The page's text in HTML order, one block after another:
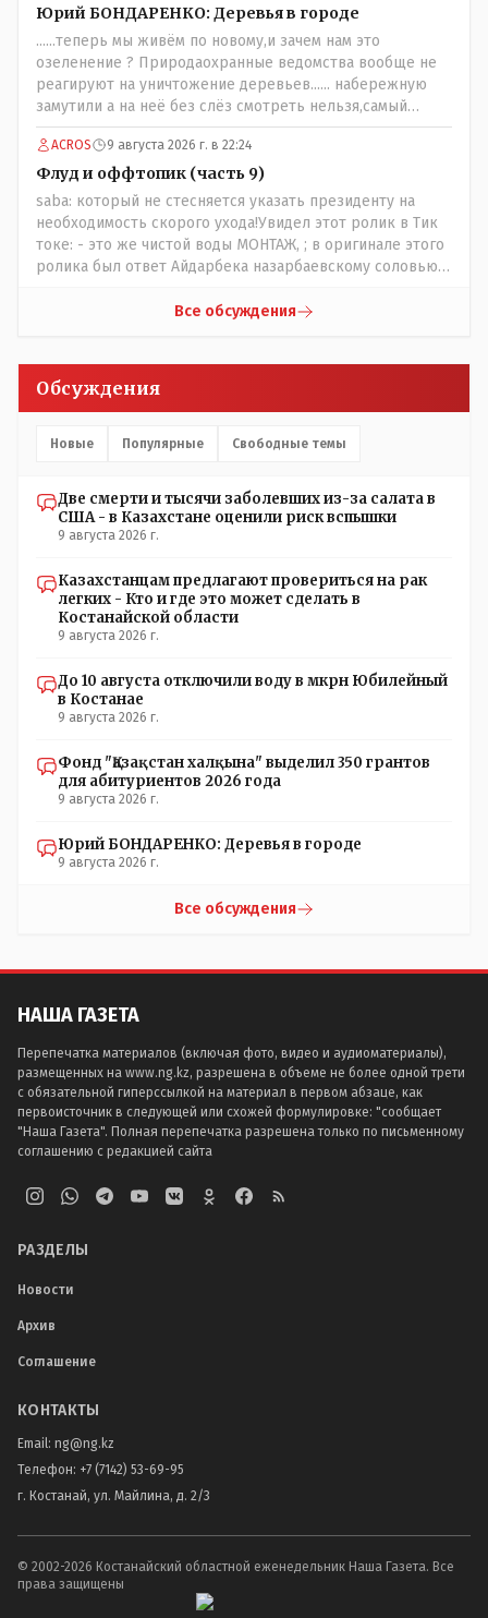
население города!
Юрий БОНДАРЕНКО: Деревья в городе
......теперь мы живём по новому,и зачем нам это
озеленение ? Природаохранные ведомства вообще не
реагируют на уничтожение деревьев...... набережную
замутили а на неё без слёз смотреть нельзя,самый
наивысший уровень рукопопства наших
строителей"специалистов",как исторические здания
сносить пожалуйста ,а как на века построить слабо.....Вы
вот господин Бондаренко большой учёный прошлись
бы по историческим постройкам сколько было
ликвидировано в советское время и в наше.......
ACROS 9 августа 2026 г. в 22:24
Флуд и оффтопик (часть 9)
saba: который не стесняется указать президенту на
необходимость скорого ухода!Увидел этот ролик в Тик
токе: - это же чистой воды МОНТАЖ, ; в оригинале этого
ролика был ответ Айдарбека назарбаевскому соловью
просто напросто - КЛОУНЫ или МАРИОНЕТКИ власти и
видимость ИНТРИГИ выборов, его как бы и якобы
НАКАЛ - и тот и этот без разрешения АП - и шага,
- идёт СКУЧНАЯ и НУДНАЯ и МОНОТОННАЯ и полностью
усмотрению: - их мгновенно лишать возможности идти
на выборы и не дадут им места в будущем Курултае: -
партиями.
Все обсуждения
Обсуждения
Новые Популярные Свободные темы
Две смерти и тысячи заболевших из-за салата в
США - в Казахстане оценили риск вспышки
9 августа 2026 г.
Казахстанцам предлагают провериться на рак
легких - Кто и где это может сделать в
Костанайской области
9 августа 2026 г.
До 10 августа отключили воду в мкрн Юбилейный
в Костанае
9 августа 2026 г.
Фонд "Қазақстан халқына" выделил 350 грантов
для абитуриентов 2026 года
9 августа 2026 г.
Юрий БОНДАРЕНКО: Деревья в городе
9 августа 2026 г.
Все обсуждения
НАША ГАЗЕТА
Перепечатка материалов (включая фото, видео и аудиоматериалы),
размещенных на www.ng.kz, разрешена в объеме не более одной трети
с обязательной гиперссылкой на материал в первом абзаце, как
первоисточник в следующей или схожей формулировке: "сообщает
"Наша Газета". Полная перепечатка разрешена только по письменному
соглашению с редакцией сайта
РАЗДЕЛЫ
Новости
Архив
Соглашение
КОНТАКТЫ
Email: ng@ng.kz
Телефон: +7 (7142) 53-69-95
г. Костанай, ул. Майлина, д. 2/3
© 2002-2026 Костанайский областной еженедельник Наша Газета. Все
права защищены